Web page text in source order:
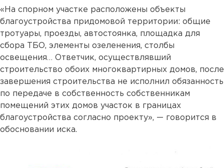
«На спорном участке расположены объекты
благоустройства придомовой территории: общие
тротуары, проезды, автостоянка, площадка для
сбора ТБО, элементы озеленения, столбы
освещения… Ответчик, осуществлявший
строительство обоих многоквартирных домов, после
завершения строительства не исполнил обязанность
по передаче в собственность собственникам
помещений этих домов участок в границах
благоустройства согласно проекту», — говорится в
обосновании иска.